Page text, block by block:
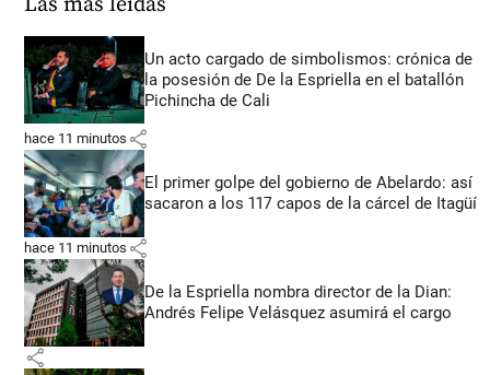
Un acto cargado de simbolismos: crónica de
la posesión de De la Espriella en el batallón
Pichincha de Cali
hace 11 minutos share
El primer golpe del gobierno de Abelardo: así
sacaron a los 117 capos de la cárcel de Itagüí
hace 11 minutos share
De la Espriella nombra director de la Dian:
Andrés Felipe Velásquez asumirá el cargo
share